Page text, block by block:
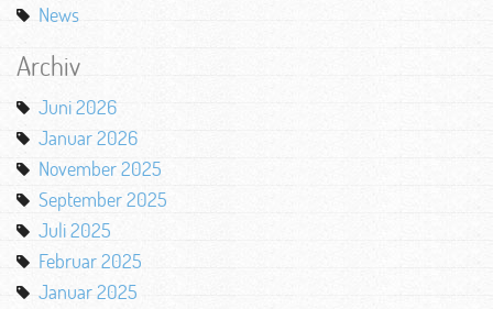
News
Archiv
Juni 2026
Januar 2026
November 2025
September 2025
Juli 2025
Februar 2025
Januar 2025